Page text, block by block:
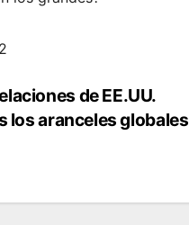
de EE.UU.
los aranceles globales